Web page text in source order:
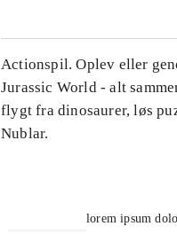
Actionspil. Oplev eller
Jurassic World - alt
flygt fra dinosaurer, løs
Nublar.
lorem ipsum